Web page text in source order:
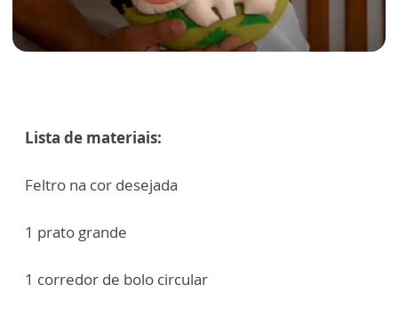
Lista de materiais:
Feltro na cor desejada
1 prato grande
1 corredor de bolo circular